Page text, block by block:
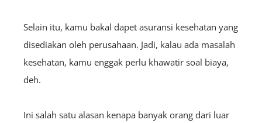
Selain itu, kamu bakal dapet asuransi kesehatan yang
disediakan oleh perusahaan. Jadi, kalau ada masalah
kesehatan, kamu enggak perlu khawatir soal biaya,
deh.
Ini salah satu alasan kenapa banyak orang dari luar